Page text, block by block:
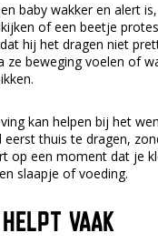
baby wakker en alert
of een beetje
hij het dragen niet
ze beweging voelen of
kan helpen bij het
thuis te dragen,
op een moment dat je
slaapje of voeding.
VAAK